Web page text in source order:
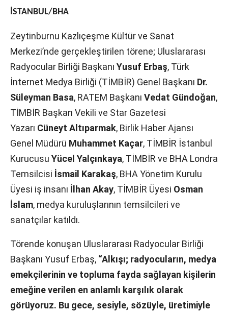
İSTANBUL/BHA
Zeytinburnu Kazlıçeşme Kültür ve Sanat
Merkezi’nde gerçekleştirilen törene; Uluslararası
Radyocular Birliği Başkanı Yusuf Erbaş, Türk
İnternet Medya Birliği (TİMBİR) Genel Başkanı Dr.
Süleyman Basa, RATEM Başkanı Vedat Gündoğan,
TİMBİR Başkan Vekili ve Star Gazetesi
Yazarı Cüneyt Altıparmak, Birlik Haber Ajansı
Genel Müdürü Muhammet Kaçar, TİMBİR İstanbul
Kurucusu Yücel Yalçınkaya, TİMBİR ve BHA Londra
Temsilcisi İsmail Karakaş, BHA Yönetim Kurulu
Üyesi iş insanı İlhan Akay, TİMBİR Üyesi Osman
İslam, medya kuruluşlarının temsilcileri ve
sanatçılar katıldı.
Törende konuşan Uluslararası Radyocular Birliği
Başkanı Yusuf Erbaş, “Alkışı; radyocuların, medya
emekçilerinin ve topluma fayda sağlayan kişilerin
emeğine verilen en anlamlı karşılık olarak
görüyoruz. Bu gece, sesiyle, sözüyle, üretimiyle